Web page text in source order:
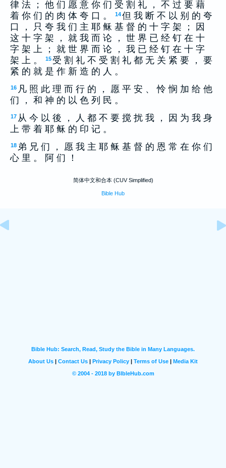
律 法 ； 他 们 愿 意 你 们 受 割 礼 ， 不 过 要 藉
着 你 们 的 肉 体 夸 口 。
14但 我 断 不 以 别 的 夸
口 ， 只 夸 我 们 主 耶 稣 基 督 的 十 字 架 ； 因
这 十 字 架 ， 就 我 而 论 ， 世 界 已 经 钉 在 十
字 架 上 ； 就 世 界 而 论 ， 我 已 经 钉 在 十 字
架 上 。
15 受 割 礼 不 受 割 礼 都 无 关 紧 要 ， 要
紧 的 就 是 作 新 造 的 人 。
16 凡 照 此 理 而 行 的 ， 愿 平 安 、 怜 悯 加 给 他
们 ， 和 神 的 以 色 列 民 。
17 从 今 以 後 ， 人 都 不 要 搅 扰 我 ， 因 为 我 身
上 带 着 耶 稣 的 印 记 。
18 弟 兄 们 ， 愿 我 主 耶 稣 基 督 的 恩 常 在 你 们
心 里 。 阿 们 ！
简体中文和合本 (CUV Simplified)
Bible Hub